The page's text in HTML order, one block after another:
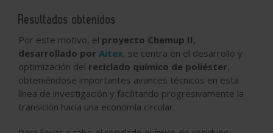
Resultados obtenidos
Por este motivo, el proyecto Chemup II,
desarrollado por Aitex, se centra en el desarrollo y
optimización del reciclado químico de poliéster,
obteniéndose importantes avances técnicos en esta
línea de investigación y facilitando progresivamente la
transición hacia una economía circular.